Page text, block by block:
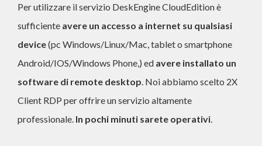
Per utilizzare il servizio DeskEngine CloudEdition è
sufficiente avere un accesso a internet su qualsiasi
device(pc Windows/Linux/Mac, tablet o smartphone
Android/IOS/Windows Phone,) ed avere installato un
software di remote desktop. Noi abbiamo scelto 2X
Client RDP per offrire un servizio altamente
professionale. In pochi minuti sarete operativi.